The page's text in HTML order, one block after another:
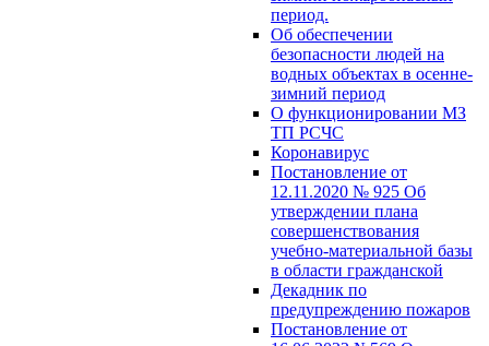
период.
Об обеспечении
безопасности людей на
водных объектах в осенне-
зимний период
О функционировании МЗ
ТП РСЧС
Коронавирус
Постановление от
12.11.2020 № 925 Об
утверждении плана
совершенствования
учебно-материальной базы
в области гражданской
Декадник по
предупреждению пожаров
Постановление от